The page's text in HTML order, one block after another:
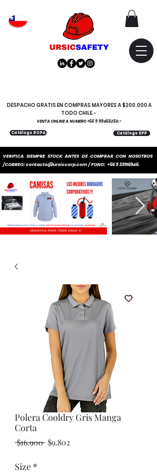
VERIFICA SIEMPRE STOCK ANTES DE COMPRAR CON NOSOTROS
/CORREO:contacto@ursiccorp.com/ FONO: +56 9 33916946.
Catálogo EPP
Catálogo ROPA
DESPACHO GRATIS EN COMPRAS MAYORES A $200.000 A
TODO CHILE.-
VENTA ONLINE A NUMERO+56 9 99456250.-
Polera Cooldry Gris Manga
Corta
$16.900 Precio
$9.802
Size *